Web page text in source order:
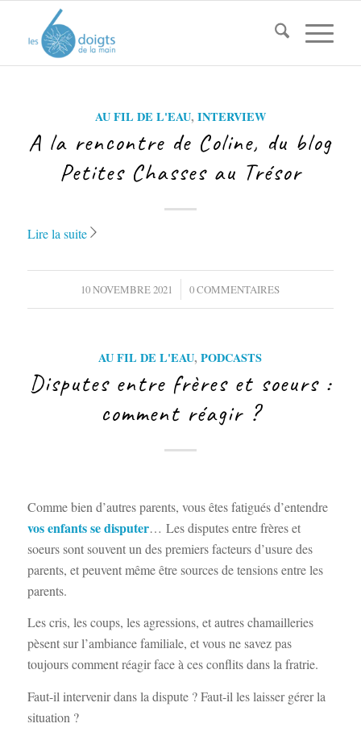
AU FIL DE L'EAU, INTERVIEW
A la rencontre de Coline, du blog
Petites Chasses au Trésor
Lire la suite
10 NOVEMBRE 2021
/ 0 COMMENTAIRES
AU FIL DE L'EAU,PODCASTS
Disputes entre frères et soeurs :
comment réagir ?
Comme bien d’autres parents, vous êtes fatigués d’entendre
vos enfants se disputer… Les disputes entre frères et
soeurs sont souvent un des premiers facteurs d’usure des
parents, et peuvent même être sources de tensions entre les
parents.
Les cris, les coups, les agressions, et autres chamailleries
pèsent sur l’ambiance familiale, et vous ne savez pas
toujours comment réagir face à ces conflits dans la fratrie.
Faut-il intervenir dans la dispute ? Faut-il les laisser gérer la
situation ?